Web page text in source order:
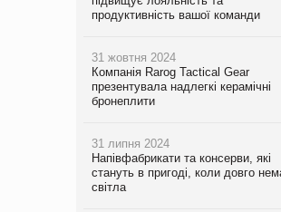
продуктивність вашої команди
31 жовтня 2024
Компанія Rarog Tactical Gear
презентувала надлегкі керамічні
бронеплити
31 липня 2024
Напівфабрикати та консерви, які
стануть в пригоді, коли довго
світла